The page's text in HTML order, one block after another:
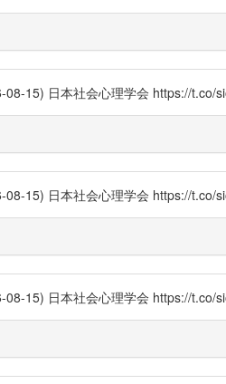
08-15) 日本社会心理学会 https://t.co/
08-15) 日本社会心理学会 https://t.co/
08-15) 日本社会心理学会 https://t.co/